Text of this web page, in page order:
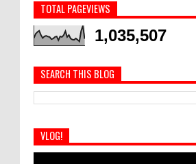
TOTAL PAGEVIEWS
1,035,507
SEARCH THIS BLOG
VLOG!